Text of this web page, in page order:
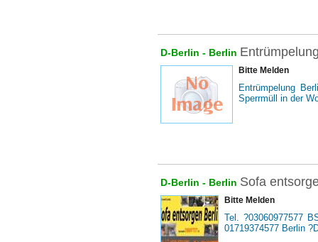
D-Berlin - Berlin
Bitte Melden
Entrümpelung
Sperrmüll in der
D-Berlin - Berlin Sofa
Bitte Melden
Tel. ?03060977577
01719374577 Berlin